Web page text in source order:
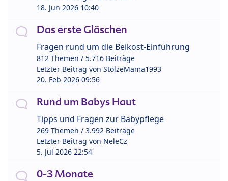
18. Jun 2026 10:40
Das erste Gläschen
Fragen rund um die Beikost-Einführung
812 Themen / 5.716 Beiträge
Letzter Beitrag von StolzeMama1993
20. Feb 2026 09:56
Rund um Babys Haut
Tipps und Fragen zur Babypflege
269 Themen / 3.992 Beiträge
Letzter Beitrag von NeleCz
5. Jul 2026 22:54
0-3 Monate